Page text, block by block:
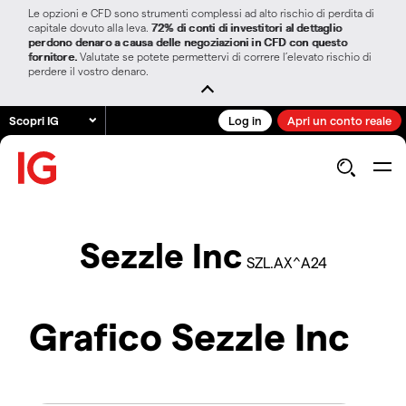
Le opzioni e CFD sono strumenti complessi ad alto rischio di perdita di
capitale dovuto alla leva. 72% di conti di investitori al dettaglio
perdono denaro a causa delle negoziazioni in CFD con questo
fornitore. Valutate se potete permettervi di correre l’elevato rischio di
perdere il vostro denaro.
Scopri IG Log in Apri un conto reale
Sezzle Inc SZL.AX^A24
Grafico Sezzle Inc